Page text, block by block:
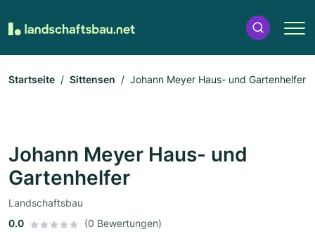
Startseite Sittensen Johann Meyer Haus- und Gartenhelfer
Johann Meyer Haus- und
Gartenhelfer
Landschaftsbau
0.0
(0 Bewertungen)